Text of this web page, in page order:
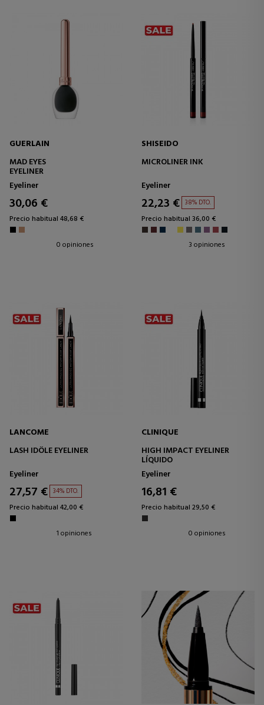
GUERLAIN
MAD EYES
EYELINER
Eyeliner
30,06 €
Precio habitual 48,68 €
0 opiniones
SHISEIDO
MICROLINER INK
Eyeliner
22,23 € 38% DTO.
Precio habitual 36,00 €
3 opiniones
LANCOME
LASH IDÔLE EYELINER
Eyeliner
27,57 € 34% DTO.
Precio habitual 42,00 €
1 opiniones
CLINIQUE
HIGH IMPACT EYELINER
LÍQUIDO
Eyeliner
16,81 €
Precio habitual 29,50 €
0 opiniones